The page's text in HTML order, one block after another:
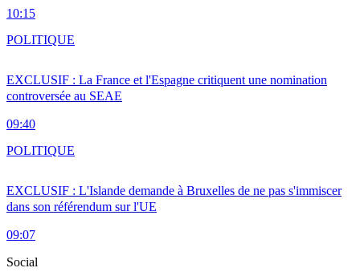
10:15
EXCLUSIF : La France et l'Espagne critiquent une nomination
controversée au SEAE
09:40
POLITIQUE
EXCLUSIF : L'Islande demande à Bruxelles de ne pas s'immiscer
dans son référendum sur l'UE
09:07
POLITIQUE
Social